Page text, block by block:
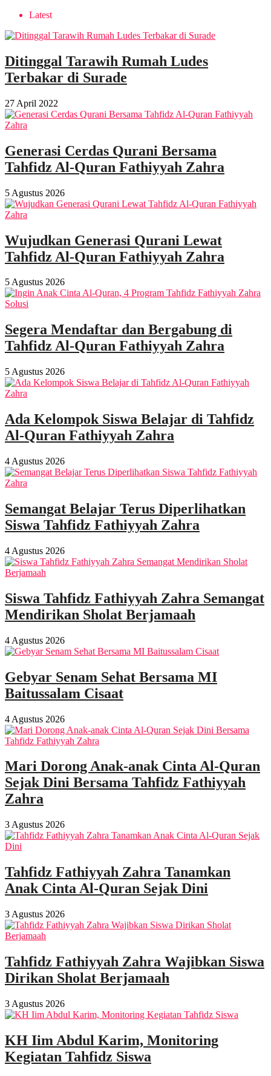
Latest
Ditinggal Tarawih Rumah Ludes
Terbakar di Surade
27 April 2022
Generasi Cerdas Qurani Bersama
Tahfidz Al-Quran Fathiyyah Zahra
5 Agustus 2026
Wujudkan Generasi Qurani Lewat
Tahfidz Al-Quran Fathiyyah Zahra
5 Agustus 2026
Segera Mendaftar dan Bergabung di
Tahfidz Al-Quran Fathiyyah Zahra
5 Agustus 2026
Ada Kelompok Siswa Belajar di Tahfidz
Al-Quran Fathiyyah Zahra
4 Agustus 2026
Semangat Belajar Terus Diperlihatkan
Siswa Tahfidz Fathiyyah Zahra
4 Agustus 2026
Siswa Tahfidz Fathiyyah Zahra Semangat
Mendirikan Sholat Berjamaah
4 Agustus 2026
Gebyar Senam Sehat Bersama MI
Baitussalam Cisaat
4 Agustus 2026
Mari Dorong Anak-anak Cinta Al-Quran
Sejak Dini Bersama Tahfidz Fathiyyah
Zahra
3 Agustus 2026
Tahfidz Fathiyyah Zahra Tanamkan
Anak Cinta Al-Quran Sejak Dini
3 Agustus 2026
Tahfidz Fathiyyah Zahra Wajibkan Siswa
Dirikan Sholat Berjamaah
3 Agustus 2026
KH Iim Abdul Karim, Monitoring
Kegiatan Tahfidz Siswa